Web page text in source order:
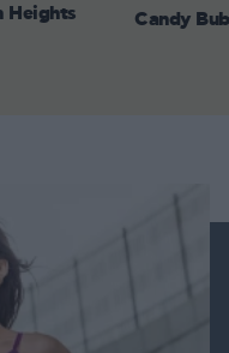
Heights Candy